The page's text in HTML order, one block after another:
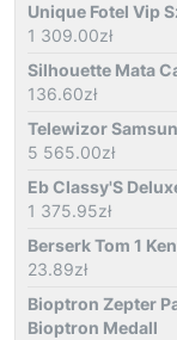
Unique Fotel Vip
1 309.00zł
Silhouette Mata
136.60zł
Telewizor
5 565.00zł
Eb Classy'S
1 375.95zł
Berserk Tom 1
23.89zł
Bioptron Zepter
Bioptron Medall